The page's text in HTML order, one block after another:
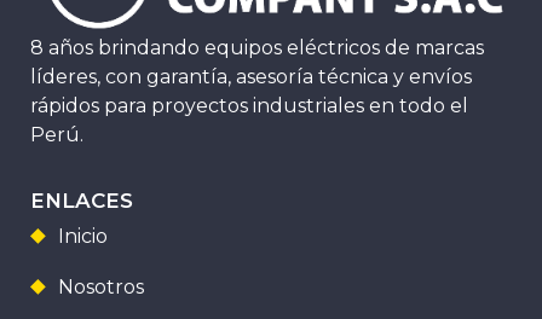
8 años brindando equipos eléctricos de marcas
líderes, con garantía, asesoría técnica y envíos
rápidos para proyectos industriales en todo el
Perú.
ENLACES
Inicio
Nosotros